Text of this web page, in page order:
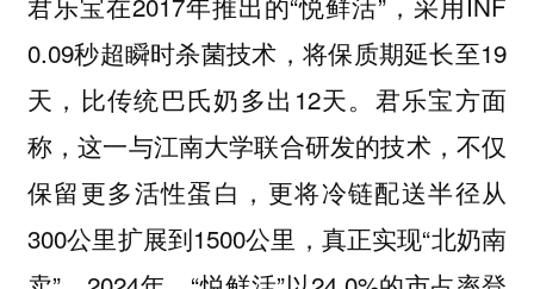
0.09秒超瞬时杀菌技术，将保质期延长至19
天，比传统巴氏奶多出12天。君乐宝方面
称，这一与江南大学联合研发的技术，不仅
保留更多活性蛋白，更将冷链配送半径从
300公里扩展到1500公里，真正实现“北奶南